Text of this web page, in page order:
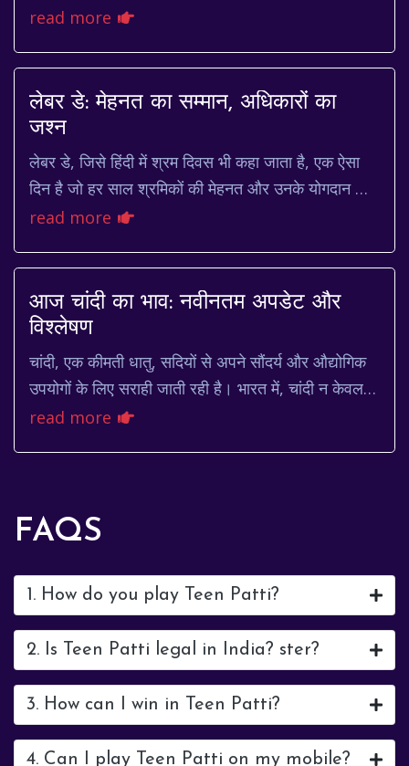
सरलीकृत संस्करण है, जो इसे सीखने में आ...
read more
लेबर डे: मेहनत का सम्मान, अधिकारों का
जश्न
लेबर डे, जिसे हिंदी में श्रम दिवस भी कहा जाता है, एक ऐसा
दिन है जो हर साल श्रमिकों की मेहनत और उनके योगदान को
समर्पित होता है। यह न केवल एक छुट्टी है,...
read more
आज चांदी का भाव: नवीनतम अपडेट और
विश्लेषण
चांदी, एक कीमती धातु, सदियों से अपने सौंदर्य और औद्योगिक
उपयोगों के लिए सराही जाती रही है। भारत में, चांदी न केवल
गहनों और सजावटी वस्तुओं के रूप में ...
read more
FAQS
1. How do you play Teen Patti?
2. Is Teen Patti legal in India? ster?
3. How can I win in Teen Patti?
4. Can I play Teen Patti on my mobile?